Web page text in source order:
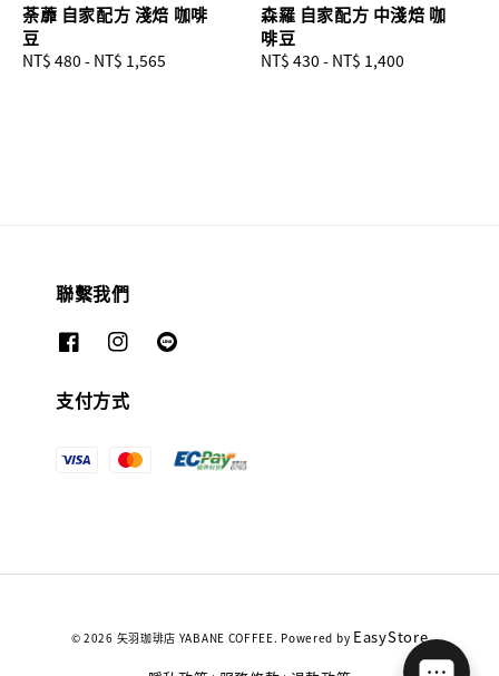
荼蘼 自家配方 淺焙 咖啡
豆
Regular
NT$ 480 - NT$ 1,565
森羅 自家配方 中淺焙 咖
啡豆
Regular
NT$ 430 - NT$ 1,400
聯繫我們
支付方式
© 2026 矢羽珈琲店 YABANE COFFEE. Powered by EasyStore